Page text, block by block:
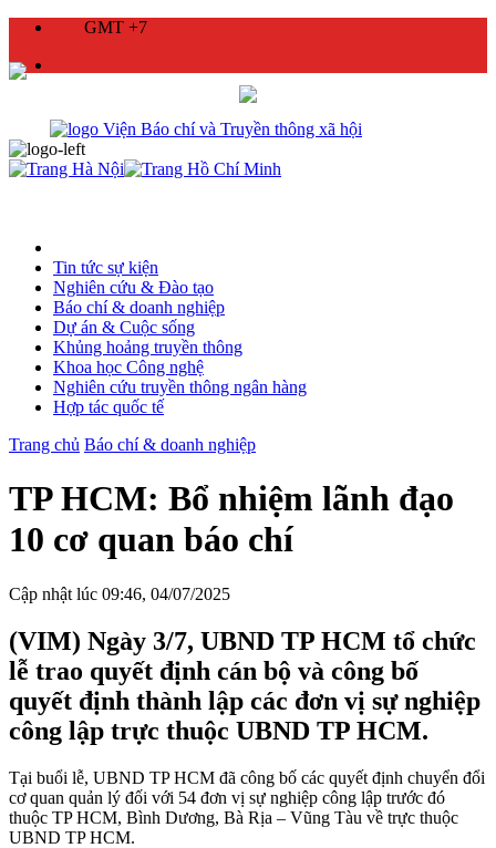
GMT +7
Tin tức sự kiện
Nghiên cứu & Đào tạo
Báo chí & doanh nghiệp
Dự án & Cuộc sống
Khủng hoảng truyền thông
Khoa học Công nghệ
Nghiên cứu truyền thông ngân hàng
Hợp tác quốc tế
Trang chủ Báo chí & doanh nghiệp
TP HCM: Bổ nhiệm lãnh đạo
10 cơ quan báo chí
Cập nhật lúc 09:46, 04/07/2025
(VIM) Ngày 3/7, UBND TP HCM tổ chức
lễ trao quyết định cán bộ và công bố
quyết định thành lập các đơn vị sự nghiệp
công lập trực thuộc UBND TP HCM.
Tại buổi lễ, UBND TP HCM đã công bố các quyết định chuyển đổi
cơ quan quản lý đối với 54 đơn vị sự nghiệp công lập trước đó
thuộc TP HCM, Bình Dương, Bà Rịa – Vũng Tàu về trực thuộc
UBND TP HCM.